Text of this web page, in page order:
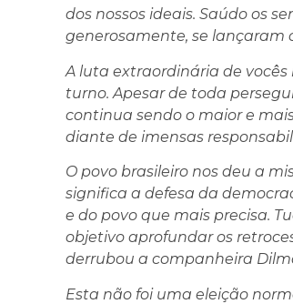
dos nossos ideais. Saúdo os
generosamente, se lançaram
A luta extraordinária de
turno. Apesar de toda
continua sendo o maior e
diante de imensas
O povo brasileiro nos deu a
significa a defesa da
e do povo que mais precisa.
objetivo aprofundar os
derrubou a companheira
Esta não foi uma eleição